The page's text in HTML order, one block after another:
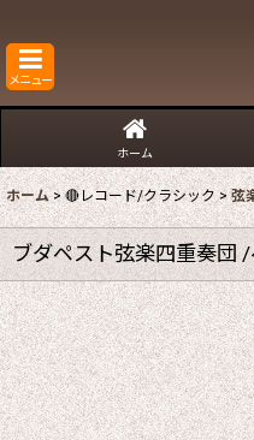
メニュー
ホーム
ホーム > 🔴レコード/クラシック > 弦
ブダペスト弦楽四重奏団